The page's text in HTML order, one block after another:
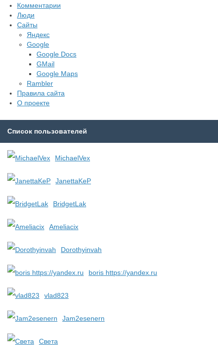
Комментарии
Люди
Сайты
Яндекс
Google
Google Docs
GMail
Google Maps
Rambler
Правила сайта
О проекте
Список пользователей
MichaelVex
JanettaKeP
BridgetLak
Ameliacix
Dorothyinvah
boris https://yandex.ru
vlad823
Jam2esenern
Света